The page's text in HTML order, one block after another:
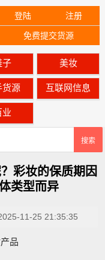
登陆 注册
免费提交货源
子 美妆
货源 互联网信息
业
搜索
彩妆的保质期因
类型而异
11-25 21:35:35